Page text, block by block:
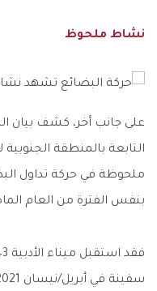
نشاط ملحوظ
على جانب أخر، كشف بيان
التابعة بالمنطقة
ملحوظة في حركة تداول
بنفس الفترة من العام الماضي